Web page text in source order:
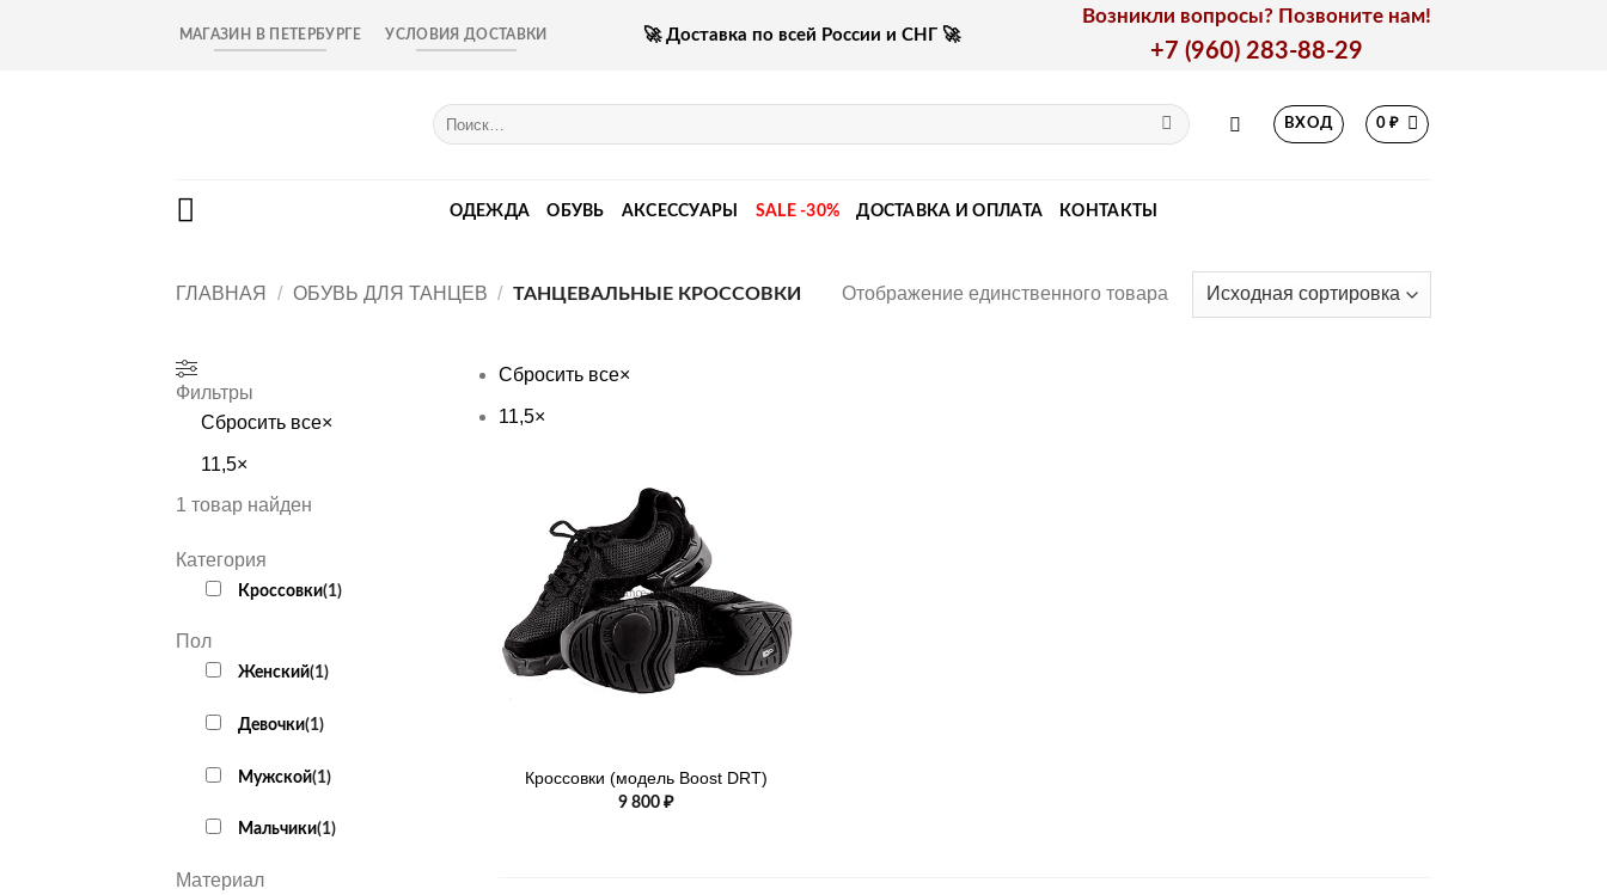
МАГАЗИН В ПЕТЕРБУРГЕ УСЛОВИЯ ДОСТАВКИ 🚀 Доставка по всей России и СНГ 🚀
Возникли вопросы? Позвоните нам!
+7 (960) 283-88-29
Искать:
ВХОД 0₽
ОДЕЖДА ОБУВЬ АКСЕССУАРЫ SALE -30% ДОСТАВКА И ОПЛАТА КОНТАКТЫ
ГЛАВНАЯ / ОБУВЬ ДЛЯ ТАНЦЕВ / ТАНЦЕВАЛЬНЫЕ КРОССОВКИ Отображение единственного товара
Фильтры
Сбросить все×
11,5×
1 товар найден
Категория
Кроссовки(1)
Пол
Женский(1)
Девочки(1)
Мужской(1)
Мальчики(1)
Материал
Сбросить все×
11,5×
Кроссовки (модель Boost DRT)
9 800₽